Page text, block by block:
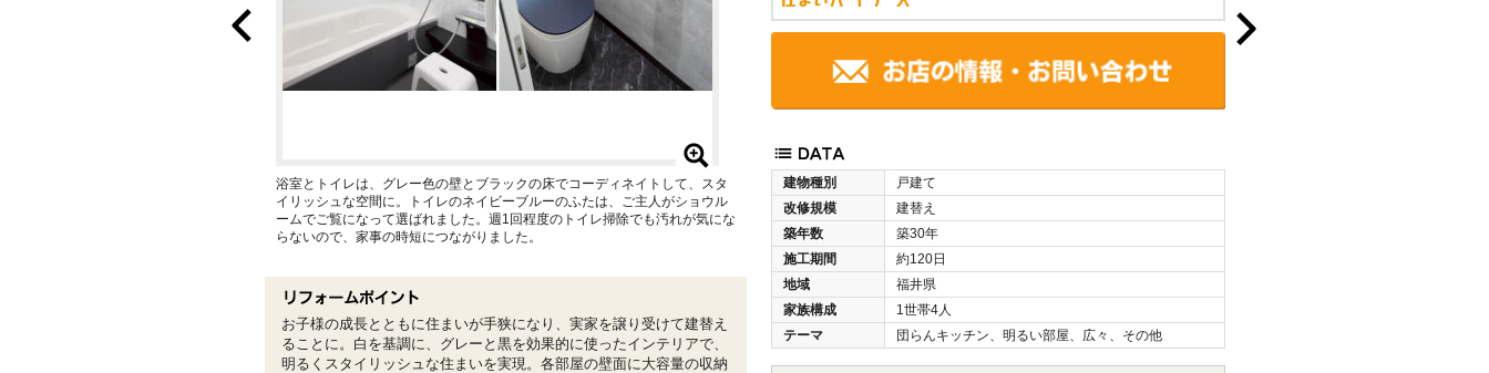
建物種別
戸建て
改修規模
建替え
築年数
築30年
施工期間
約120日
地域
福井県
家族構成
1世帯4人
テーマ
団らんキッチン、明るい部屋、広々、その他
浴室とトイレは、グレー色の壁とブラックの床でコーディネイトして、スタ
イリッシュな空間に。トイレのネイビーブルーのふたは、ご主人がショウル
ームでご覧になって選ばれました。週1回程度のトイレ掃除でも汚れが気にな
らないので、家事の時短につながりました。
お子様の成長とともに住まいが手狭になり、実家を譲り受けて建替え
ることに。白を基調に、グレーと黒を効果的に使ったインテリアで、
明るくスタイリッシュな住まいを実現。各部屋の壁面に大容量の収納